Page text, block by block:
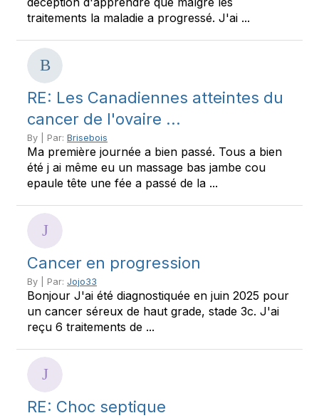
traitements la maladie a progressé. J'ai ...
RE: Les Canadiennes atteintes du
cancer de l'ovaire ...
By | Par: Brisebois
Ma première journée a bien passé. Tous a bien
été j ai même eu un massage bas jambe cou
epaule tête une fée a passé de la ...
Cancer en progression
By | Par: Jojo33
Bonjour J'ai été diagnostiquée en juin 2025 pour
un cancer séreux de haut grade, stade 3c. J'ai
reçu 6 traitements de ...
RE: Choc septique